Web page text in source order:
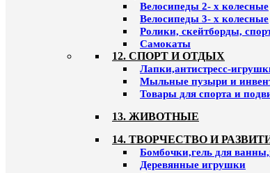
Велосипеды 2- х колесные
Велосипеды 3- х колесные
Ролики, скейтборды,
Самокаты
12. СПОРТ И ОТДЫХ
Лапки,антистресс-
Мыльные пузыри и
Товары для спорта и
13. ЖИВОТНЫЕ
14. ТВОРЧЕСТВО И
Бомбочки,гель для
Деревянные игрушки